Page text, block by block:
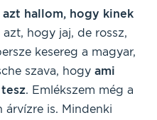
azt hallom, hogy kinek
azt, hogy jaj, de rossz,
kesereg a magyar,
szava, hogy ami
. Emlékszem még a
árvízre is. Mindenki